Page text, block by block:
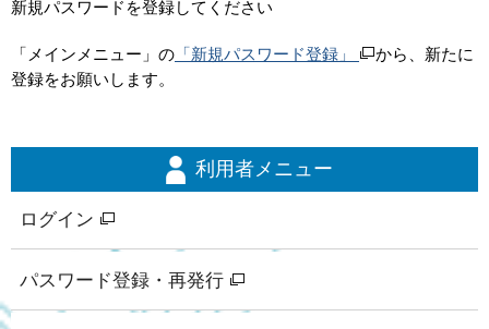
利用者メニュー
ログイン
パスワード登録・再発行
新規パスワードを登録してください
「メインメニュー」の 「新規パスワード登録」
から、新たに
登録をお願いします。